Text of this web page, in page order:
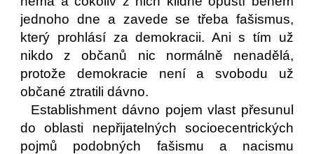
jednoho dne a zavede se třeba fašismus,
který prohlásí za demokracii. Ani s tím už
nikdo z občanů nic normálně nenadělá,
protože demokracie není a svobodu už
občané ztratili dávno.
Establishment dávno pojem vlast přesunul
do oblasti nepřijatelných socioecentrických
pojmů podobných fašismu a nacismu